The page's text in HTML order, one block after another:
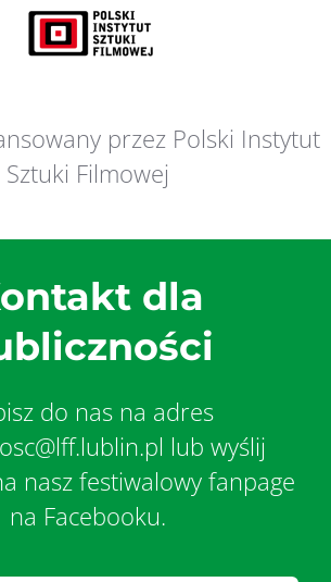
przez Polski Instytut
Sztuki Filmowej
dla
do nas na adres
lub wyślij
nasz festiwalowy fanpage
na Facebooku.